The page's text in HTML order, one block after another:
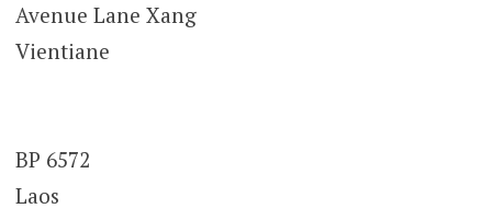
Avenue Lane Xang
Vientiane
BP 6572
Laos